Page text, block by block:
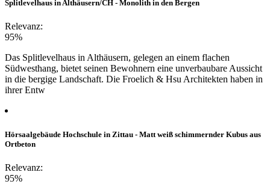
Splitlevelhaus in Althäusern/CH - Monolith in den Bergen
Relevanz:
95%
Das Splitlevelhaus in Althäusern, gelegen an einem flachen
Südwesthang, bietet seinen Bewohnern eine unverbaubare Aussicht
in die bergige Landschaft. Die Froelich & Hsu Architekten haben in
ihrer Entw
Hörsaalgebäude Hochschule in Zittau - Matt weiß schimmernder Kubus aus
Ortbeton
Relevanz:
95%